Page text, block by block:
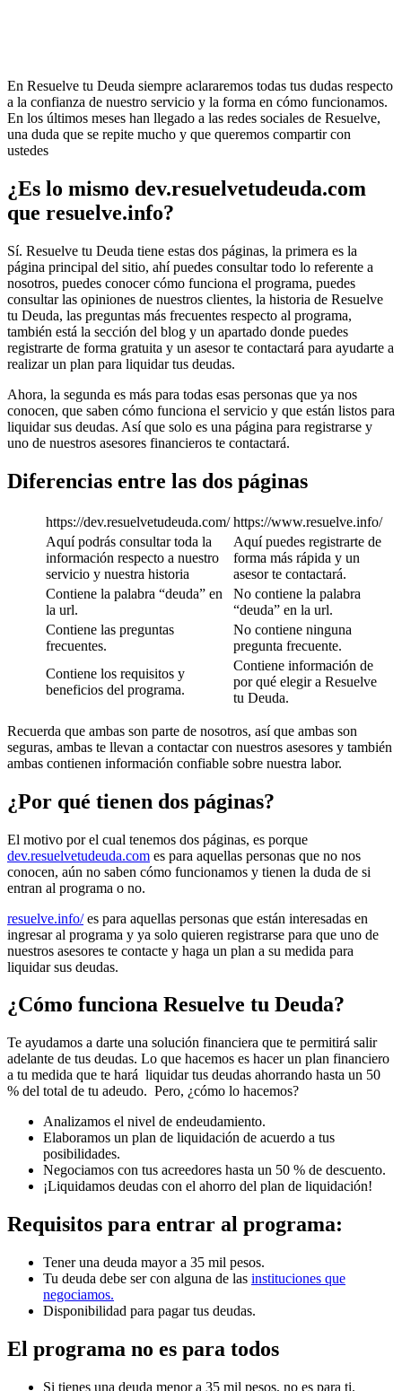
En Resuelve tu Deuda siempre aclararemos todas tus dudas respecto
a la confianza de nuestro servicio y la forma en cómo funcionamos.
En los últimos meses han llegado a las redes sociales de Resuelve,
una duda que se repite mucho y que queremos compartir con
ustedes
¿Es lo mismo dev.resuelvetudeuda.com
que resuelve.info?
Sí. Resuelve tu Deuda tiene estas dos páginas, la primera es la
página principal del sitio, ahí puedes consultar todo lo referente a
nosotros, puedes conocer cómo funciona el programa, puedes
consultar las opiniones de nuestros clientes, la historia de Resuelve
tu Deuda, las preguntas más frecuentes respecto al programa,
también está la sección del blog y un apartado donde puedes
registrarte de forma gratuita y un asesor te contactará para ayudarte a
realizar un plan para liquidar tus deudas.
Ahora, la segunda es más para todas esas personas que ya nos
conocen, que saben cómo funciona el servicio y que están listos para
liquidar sus deudas. Así que solo es una página para registrarse y
uno de nuestros asesores financieros te contactará.
Diferencias entre las dos páginas
https://dev.resuelvetudeuda.com/ https://www.resuelve.info/
Aquí podrás consultar toda la
información respecto a nuestro
servicio y nuestra historia
Aquí puedes registrarte de
forma más rápida y un
asesor te contactará.
Contiene la palabra “deuda” en
la url.
No contiene la palabra
“deuda” en la url.
Contiene las preguntas
frecuentes.
No contiene ninguna
pregunta frecuente.
Contiene los requisitos y
beneficios del programa.
Contiene información de
por qué elegir a Resuelve
tu Deuda.
Recuerda que ambas son parte de nosotros, así que ambas son
seguras, ambas te llevan a contactar con nuestros asesores y también
ambas contienen información confiable sobre nuestra labor.
¿Por qué tienen dos páginas?
El motivo por el cual tenemos dos páginas, es porque
dev.resuelvetudeuda.com es para aquellas personas que no nos
conocen, aún no saben cómo funcionamos y tienen la duda de si
entran al programa o no.
resuelve.info/es para aquellas personas que están interesadas en
ingresar al programa y ya solo quieren registrarse para que uno de
nuestros asesores te contacte y haga un plan a su medida para
liquidar sus deudas.
¿Cómo funciona Resuelve tu Deuda?
Te ayudamos a darte una solución financiera que te permitirá salir
adelante de tus deudas. Lo que hacemos es hacer un plan financiero
a tu medida que te hará liquidar tus deudas ahorrando hasta un 50
% del total de tu adeudo. Pero, ¿cómo lo hacemos?
Analizamos el nivel de endeudamiento.
Elaboramos un plan de liquidación de acuerdo a tus
posibilidades.
Negociamos con tus acreedores hasta un 50 % de descuento.
¡Liquidamos deudas con el ahorro del plan de liquidación!
Requisitos para entrar al programa:
Tener una deuda mayor a 35 mil pesos.
Tu deuda debe ser con alguna de las instituciones que
negociamos.
Disponibilidad para pagar tus deudas.
El programa no es para todos
Si tienes una deuda menor a 35 mil pesos, no es para ti.